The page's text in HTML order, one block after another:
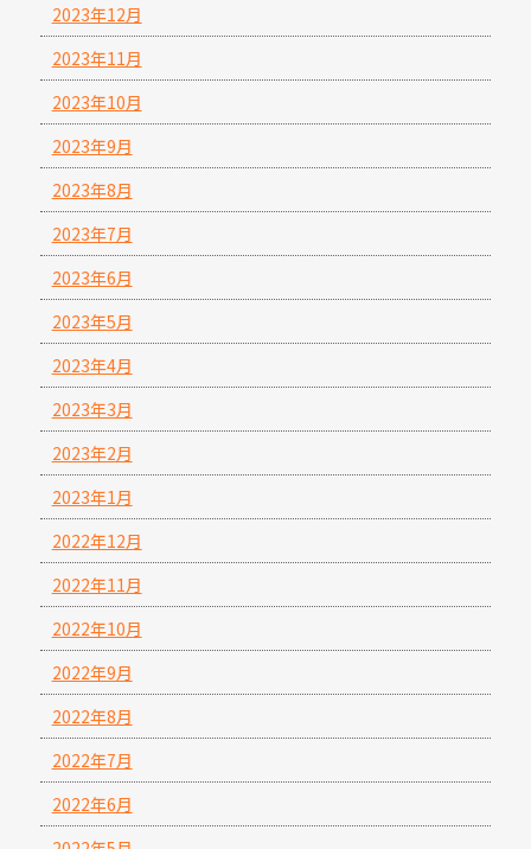
2023年12月
2023年11月
2023年10月
2023年9月
2023年8月
2023年7月
2023年6月
2023年5月
2023年4月
2023年3月
2023年2月
2023年1月
2022年12月
2022年11月
2022年10月
2022年9月
2022年8月
2022年7月
2022年6月